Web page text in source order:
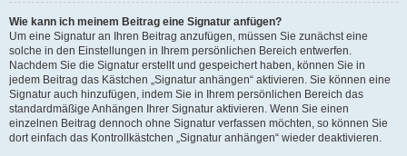
Wie kann ich meinem Beitrag eine Signatur anfügen?
Um eine Signatur an Ihren Beitrag anzufügen, müssen Sie zunächst eine
solche in den Einstellungen in Ihrem persönlichen Bereich entwerfen.
Nachdem Sie die Signatur erstellt und gespeichert haben, können Sie in
jedem Beitrag das Kästchen „Signatur anhängen“ aktivieren. Sie können eine
Signatur auch hinzufügen, indem Sie in Ihrem persönlichen Bereich das
standardmäßige Anhängen Ihrer Signatur aktivieren. Wenn Sie einen
einzelnen Beitrag dennoch ohne Signatur verfassen möchten, so können Sie
dort einfach das Kontrollkästchen „Signatur anhängen“ wieder deaktivieren.